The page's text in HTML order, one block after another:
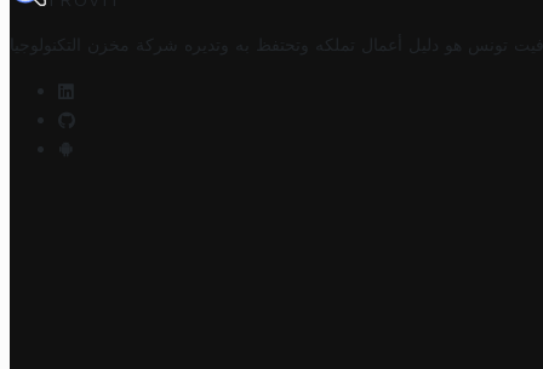
تونس هو دليل أعمال تملكه وتحتفظ به وتديره شركة مخزن التكنولوجيا